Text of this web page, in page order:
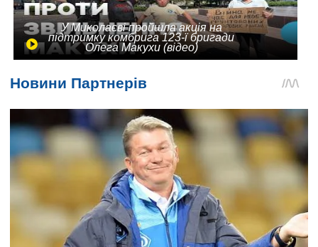
У Миколаєві пройшла акція на
підтримку комбрига 123-ї бригади
Олега Макухи (відео)